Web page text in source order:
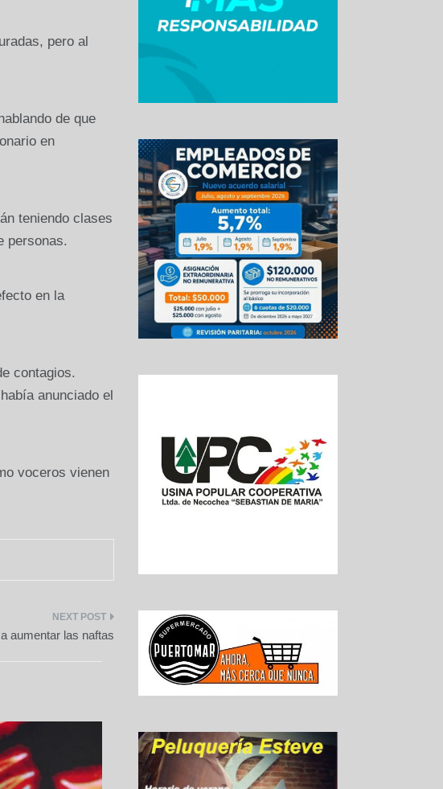
pero al
de que
en
teniendo clases
personas.
en la
contagios.
anunciado el
voceros vienen
aumentar las naftas